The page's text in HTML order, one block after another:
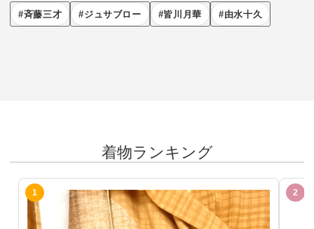
斉藤三才 ジュサブロー 皆川月華 由水十久
着物ランキング